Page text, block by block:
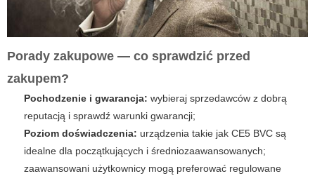
Porady zakupowe — co sprawdzić przed
zakupem?
Pochodzenie i gwarancja: wybieraj sprzedawców z dobrą
reputacją i sprawdź warunki gwarancji;
Poziom doświadczenia: urządzenia takie jak CE5 BVC są
idealne dla początkujących i średniozaawansowanych;
zaawansowani użytkownicy mogą preferować regulowane